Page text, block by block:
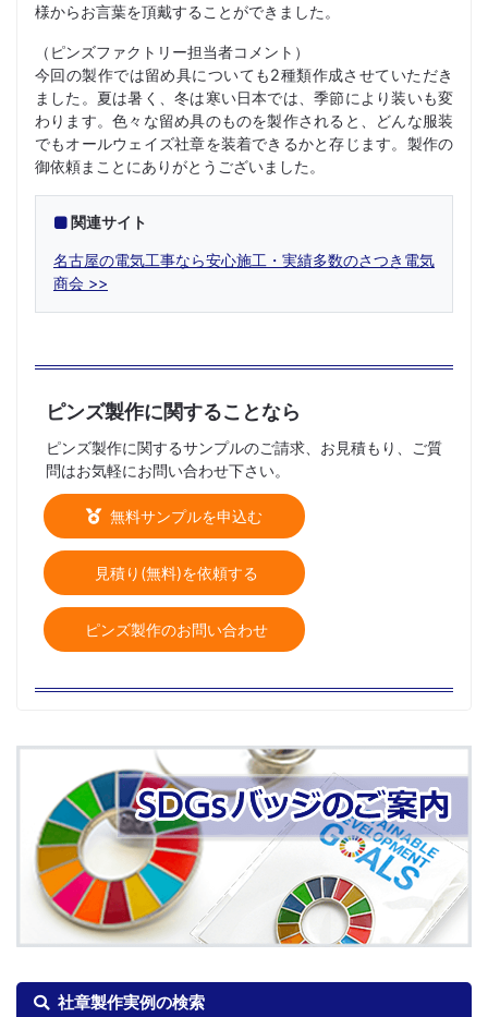
社章製作実例の検索
様からお言葉を頂戴することができました。
（ピンズファクトリー担当者コメント）
今回の製作では留め具についても2種類作成させていただき
ました。夏は暑く、冬は寒い日本では、季節により装いも変
わります。色々な留め具のものを製作されると、どんな服装
でもオールウェイズ社章を装着できるかと存じます。製作の
御依頼まことにありがとうございました。
関連サイト
名古屋の電気工事なら安心施工・実績多数のさつき電気
商会
ピンズ製作に関することなら
ピンズ製作に関するサンプルのご請求、お見積もり、ご質
問はお気軽にお問い合わせ下さい。
無料サンプルを申込む
見積り(無料)を依頼する
ピンズ製作のお問い合わせ